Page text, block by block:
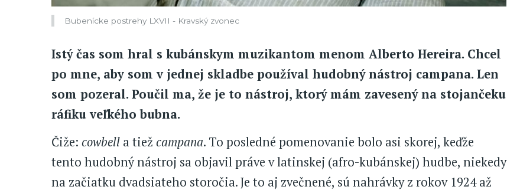
Bubenícke postrehy LXVII - Kravský zvonec
Istý čas som hral s kubánskym muzikantom menom Alberto Hereira. Chcel
po mne, aby som v jednej skladbe používal hudobný nástroj campana. Len
som pozeral. Poučil ma, že je to nástroj, ktorý mám zavesený na stojančeku
ráfiku veľkého bubna.
Čiže: cowbell a tiež campana. To posledné pomenovanie bolo asi skorej, keďže
tento hudobný nástroj sa objavil práve v latinskej (afro-kubánskej) hudbe, niekedy
na začiatku dvadsiateho storočia. Je to aj zvečnené, sú nahrávky z rokov 1924 až